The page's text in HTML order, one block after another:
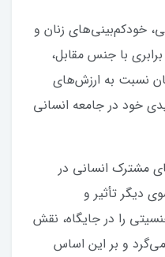
خودکم‌بینی‌‌های زنان و
با جنس مقابل،
نسبت به ارزش‌های
خود در جامعه انسانی
مشترک انسانی در
دیگر تأثیر و
را در جایگاه، نقش
و بر این اساس